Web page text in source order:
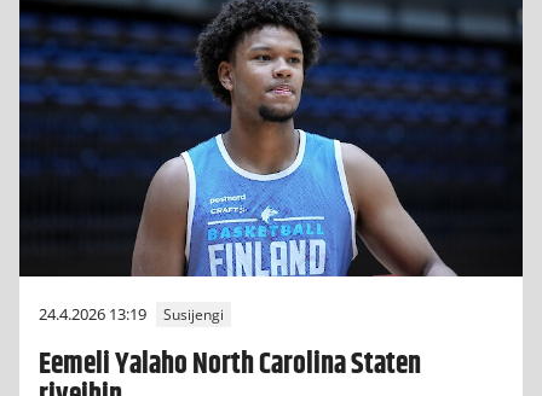
24.4.2026 13:19 Susijengi
Eemeli Yalaho North Carolina Staten